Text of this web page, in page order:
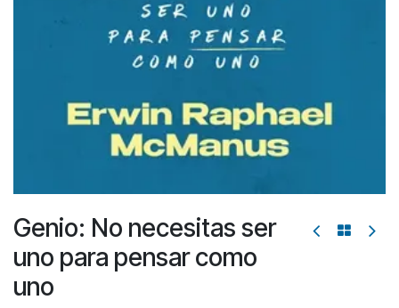
Genio: No necesitas ser
uno para pensar como
uno